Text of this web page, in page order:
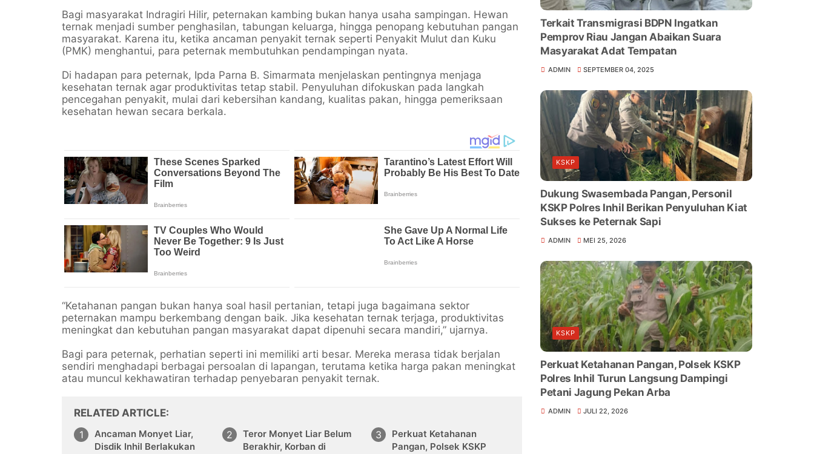
Bagi masyarakat Indragiri Hilir, peternakan kambing bukan hanya usaha sampingan. Hewan
ternak menjadi sumber penghasilan, tabungan keluarga, hingga penopang kebutuhan pangan
masyarakat. Karena itu, ketika ancaman penyakit ternak seperti Penyakit Mulut dan Kuku
(PMK) menghantui, para peternak membutuhkan pendampingan nyata.
Di hadapan para peternak, Ipda Parna B. Simarmata menjelaskan pentingnya menjaga
kesehatan ternak agar produktivitas tetap stabil. Penyuluhan difokuskan pada langkah
pencegahan penyakit, mulai dari kebersihan kandang, kualitas pakan, hingga pemeriksaan
kesehatan hewan secara berkala.
“Ketahanan pangan bukan hanya soal hasil pertanian, tetapi juga bagaimana sektor
peternakan mampu berkembang dengan baik. Jika kesehatan ternak terjaga, produktivitas
meningkat dan kebutuhan pangan masyarakat dapat dipenuhi secara mandiri,” ujarnya.
Bagi para peternak, perhatian seperti ini memiliki arti besar. Mereka merasa tidak berjalan
sendiri menghadapi berbagai persoalan di lapangan, terutama ketika harga pakan meningkat
atau muncul kekhawatiran terhadap penyebaran penyakit ternak.
RELATED ARTICLE
Ancaman Monyet Liar,
Disdik Inhil Berlakukan
Teror Monyet Liar Belum
Berakhir, Korban di
Perkuat Ketahanan
Pangan, Polsek KSKP
Terkait Transmigrasi BDPN Ingatkan
Pemprov Riau Jangan Abaikan Suara
Masyarakat Adat Tempatan
ADMIN SEPTEMBER 04, 2025
KSKP
Dukung Swasembada Pangan, Personil
KSKP Polres Inhil Berikan Penyuluhan Kiat
Sukses ke Peternak Sapi
ADMIN MEI 25, 2026
KSKP
Perkuat Ketahanan Pangan, Polsek KSKP
Polres Inhil Turun Langsung Dampingi
Petani Jagung Pekan Arba
ADMIN JULI 22, 2026